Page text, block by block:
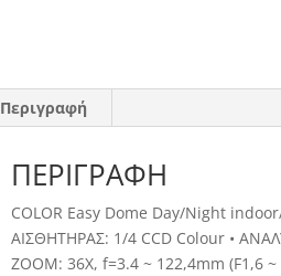
Περιγραφή
ΠΕΡΙΓΡΑΦΉ
COLOR Easy Dome Day/Night
ΑΙΣΘΗΤΗΡΑΣ: 1/4 CCD Colour •
ZOOM: 36X, f=3.4 ~ 122,4mm (F1,6